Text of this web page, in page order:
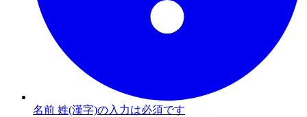
名前 姓(漢字)の入力は必須です